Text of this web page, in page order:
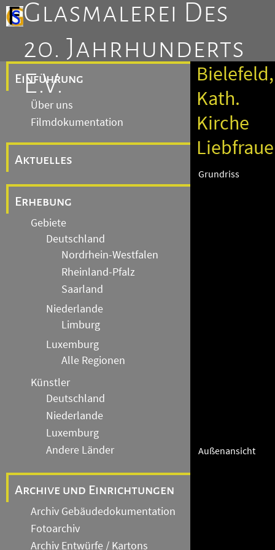
Glasmalerei Des
20. Jahrhunderts
E.V.
Einführung
Über uns
Filmdokumentation
Aktuelles
Erhebung
Gebiete
Deutschland
Nordrhein-Westfalen
Rheinland-Pfalz
Saarland
Niederlande
Limburg
Luxemburg
Alle Regionen
Künstler
Deutschland
Niederlande
Luxemburg
Andere Länder
Archive und Einrichtungen
Archiv Gebäudedokumentation
Fotoarchiv
Archiv Entwürfe / Kartons
Bielefeld,
Kath.
Kirche
Grundriss
Außenansicht